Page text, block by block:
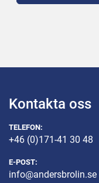
Kontakta oss
TELEFON:
+46 (0)171-41 30 48
E-POST:
info@andersbrolin.se